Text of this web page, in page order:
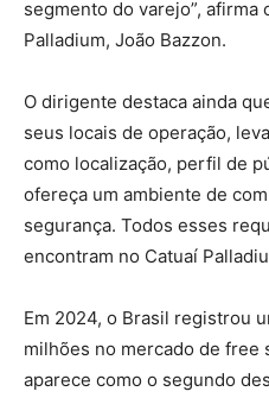
segmento do varejo”,
Palladium, João Bazzon.
O dirigente destaca ainda
seus locais de operação,
como localização, perfil de
ofereça um ambiente de
segurança. Todos esses
encontram no Catuaí
Em 2024, o Brasil registrou
milhões no mercado de free
aparece como o segundo